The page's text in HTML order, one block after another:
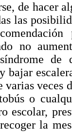
de hacer
las
no
de
bajar
varias veces
o
escolar,
la